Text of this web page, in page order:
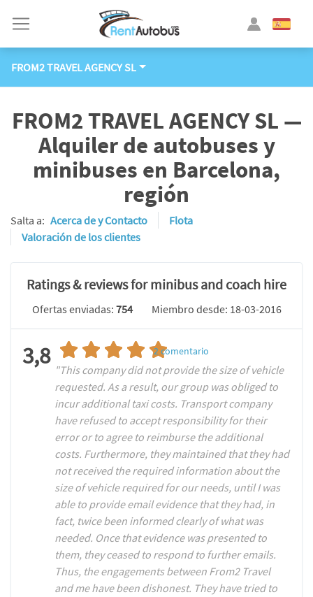
FROM2 TRAVEL AGENCY SL
FROM2 TRAVEL AGENCY SL —
Alquiler de autobuses y
minibuses en Barcelona,
región
Salta a: Acerca de y Contacto
Flota
Valoración de los clientes
Ratings & reviews for minibus and coach hire
Ofertas enviadas: 754 Miembro desde: 18-03-2016
3,8 2 comentario
"This company did not provide the size of vehicle
requested. As a result, our group was obliged to
incur additional taxi costs. Transport company
have refused to accept responsibility for their
error or to agree to reimburse the additional
costs. Furthermore, they maintained that they had
not received the required information about the
size of vehicle required for our needs, until I was
able to provide email evidence that they had, in
fact, twice been informed clearly of what was
needed. Once that evidence was presented to
them, they ceased to respond to further emails.
Thus, the engagements between From2 Travel
and me have been dishonest. They have tried to